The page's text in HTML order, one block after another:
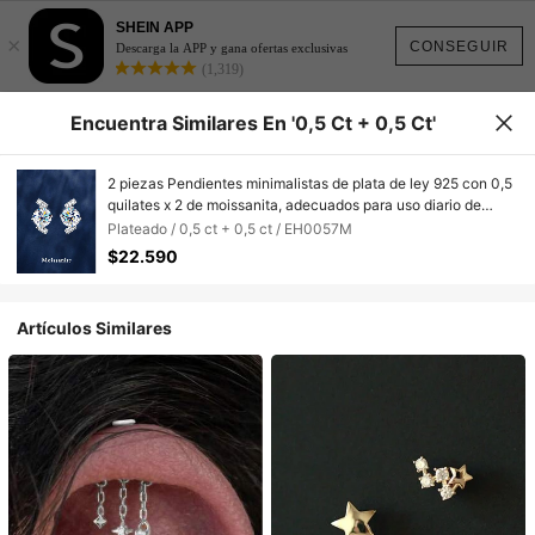
CONSEGUIR
×
SHEIN APP
Descarga la APP y gana ofertas exclusivas
(1,319)
Encuentra Similares En '0,5 Ct + 0,5 Ct'
2 piezas Pendientes minimalistas de plata de ley 925 con 0,5
quilates x 2 de moissanita, adecuados para uso diario de
mujer, fiestas, vacaciones, Día de San Valentín, Día de la
Madre, aniversario de boda, regalo de joyería brillante para
ella
Plateado / 0,5 ct + 0,5 ct / EH0057M
$22.590
Artículos Similares